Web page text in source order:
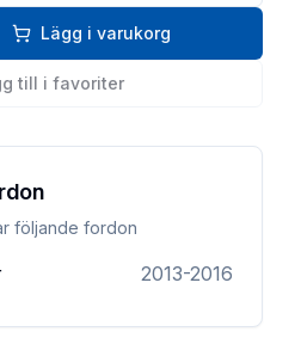
Lägg i varukorg
till i favoriter
följande fordon
2013-2016